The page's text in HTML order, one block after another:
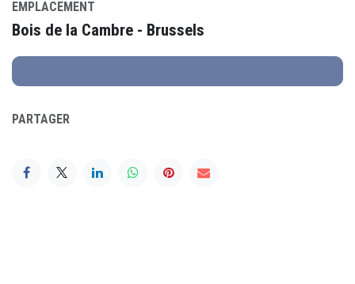
EMPLACEMENT
Bois de la Cambre - Brussels
PARTAGER